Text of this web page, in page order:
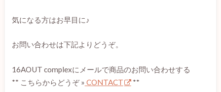
気になる方はお早目に♪
お問い合わせは下記よりどうぞ。
16AOUT complexにメールで商品のお問い合わせする
** こちらからどうぞ » CONTACT **